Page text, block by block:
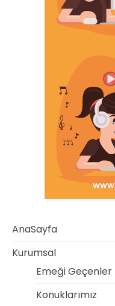
AnaSayfa
Kurumsal
Emeği Geçenler
Konuklarımız